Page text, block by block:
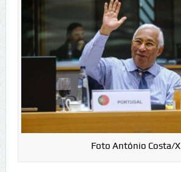
Foto António Costa/X